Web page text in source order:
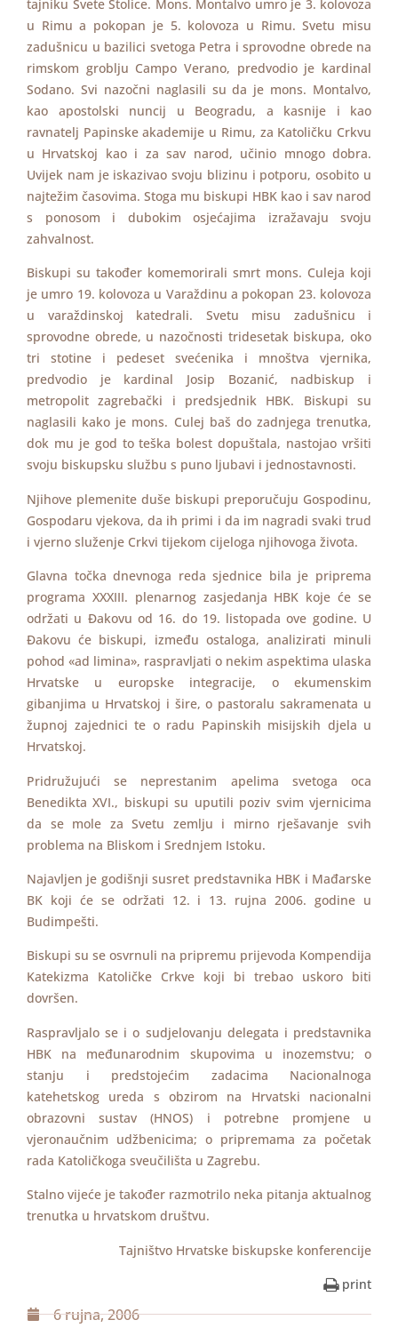
tajniku Svete Stolice. Mons. Montalvo umro je 3. kolovoza
u Rimu a pokopan je 5. kolovoza u Rimu. Svetu misu
zadušnicu u bazilici svetoga Petra i sprovodne obrede na
rimskom groblju Campo Verano, predvodio je kardinal
Sodano. Svi nazočni naglasili su da je mons. Montalvo,
kao apostolski nuncij u Beogradu, a kasnije i kao
ravnatelj Papinske akademije u Rimu, za Katoličku Crkvu
u Hrvatskoj kao i za sav narod, učinio mnogo dobra.
Uvijek nam je iskazivao svoju blizinu i potporu, osobito u
najtežim časovima. Stoga mu biskupi HBK kao i sav narod
s ponosom i dubokim osjećajima izražavaju svoju
zahvalnost.
Biskupi su također komemorirali smrt mons. Culeja koji
je umro 19. kolovoza u Varaždinu a pokopan 23. kolovoza
u varaždinskoj katedrali. Svetu misu zadušnicu i
sprovodne obrede, u nazočnosti tridesetak biskupa, oko
tri stotine i pedeset svećenika i mnoštva vjernika,
predvodio je kardinal Josip Bozanić, nadbiskup i
metropolit zagrebački i predsjednik HBK. Biskupi su
naglasili kako je mons. Culej baš do zadnjega trenutka,
dok mu je god to teška bolest dopuštala, nastojao vršiti
svoju biskupsku službu s puno ljubavi i jednostavnosti.
Njihove plemenite duše biskupi preporučuju Gospodinu,
Gospodaru vjekova, da ih primi i da im nagradi svaki trud
i vjerno služenje Crkvi tijekom cijeloga njihovoga života.
Glavna točka dnevnoga reda sjednice bila je priprema
programa XXXIII. plenarnog zasjedanja HBK koje će se
održati u Đakovu od 16. do 19. listopada ove godine. U
Đakovu će biskupi, između ostaloga, analizirati minuli
pohod «ad limina», raspravljati o nekim aspektima ulaska
Hrvatske u europske integracije, o ekumenskim
gibanjima u Hrvatskoj i šire, o pastoralu sakramenata u
župnoj zajednici te o radu Papinskih misijskih djela u
Hrvatskoj.
Pridružujući se neprestanim apelima svetoga oca
Benedikta XVI., biskupi su uputili poziv svim vjernicima
da se mole za Svetu zemlju i mirno rješavanje svih
problema na Bliskom i Srednjem Istoku.
Najavljen je godišnji susret predstavnika HBK i Mađarske
BK koji će se održati 12. i 13. rujna 2006. godine u
Budimpešti.
Biskupi su se osvrnuli na pripremu prijevoda Kompendija
Katekizma Katoličke Crkve koji bi trebao uskoro biti
dovršen.
Raspravljalo se i o sudjelovanju delegata i predstavnika
HBK na međunarodnim skupovima u inozemstvu; o
stanju i predstojećim zadacima Nacionalnoga
katehetskog ureda s obzirom na Hrvatski nacionalni
obrazovni sustav (HNOS) i potrebne promjene u
vjeronaučnim udžbenicima; o pripremama za početak
rada Katoličkoga sveučilišta u Zagrebu.
Stalno vijeće je također razmotrilo neka pitanja aktualnog
trenutka u hrvatskom društvu.
Tajništvo Hrvatske biskupske konferencije
print
6 rujna, 2006